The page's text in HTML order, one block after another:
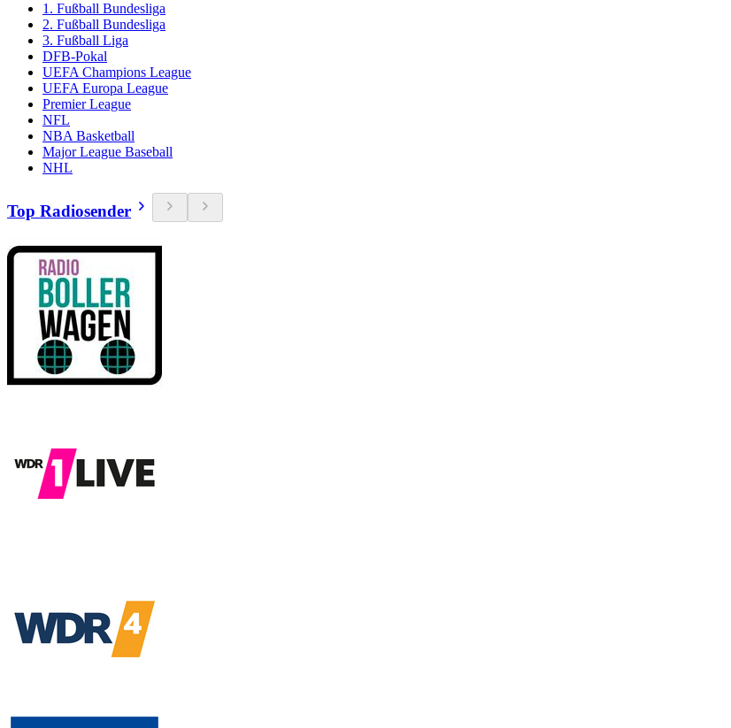
1. Fußball Bundesliga
2. Fußball Bundesliga
3. Fußball Liga
DFB-Pokal
UEFA Champions League
UEFA Europa League
Premier League
NFL
NBA Basketball
Major League Baseball
NHL
Top Radiosender